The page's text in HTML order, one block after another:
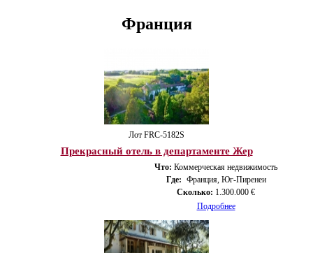
Франция
Лот FRС-5182S
Прекрасный отель в департаменте Жер
Что: Коммерческая недвижимость
Где: Франция, Юг-Пиренеи
Сколько: 1.300.000 €
Подробнее